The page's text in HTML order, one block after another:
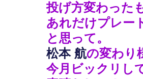
投げ方変わったも
あれだけプレート
と思って。
松本 航の変わり
今月ビックリして